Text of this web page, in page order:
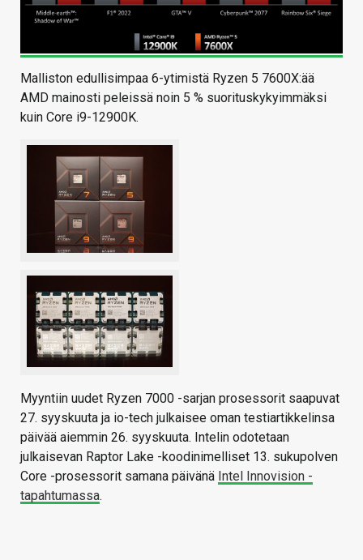
Malliston edullisimpaa 6-ytimistä Ryzen 5 7600X:ää
AMD mainosti peleissä noin 5 % suorituskykyimmäksi
kuin Core i9-12900K.
Myyntiin uudet Ryzen 7000 -sarjan prosessorit saapuvat
27. syyskuuta ja io-tech julkaisee oman testiartikkelinsa
päivää aiemmin 26. syyskuuta. Intelin odotetaan
julkaisevan Raptor Lake -koodinimelliset 13. sukupolven
Core -prosessorit samana päivänä Intel Innovision -
tapahtumassa.